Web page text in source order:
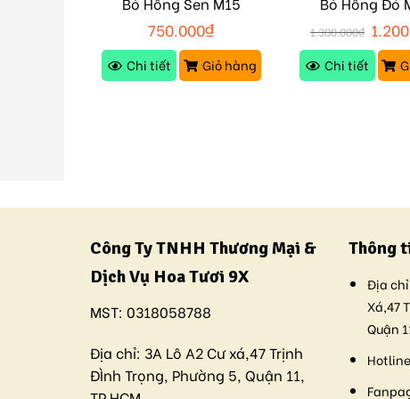
750.000₫
Chi tiết Giỏ hàng
1.300.000₫
Chi tiết
Công Ty TNHH Thương Mại &
Dịch Vụ Hoa Tươi 9X
MST: 0318058788
Địa chỉ: 3A Lô A2 Cư xá,47 Trịnh
ĐÌnh Trọng, Phường 5, Quận 11,
Thông
Địa
Xá,47
Quận